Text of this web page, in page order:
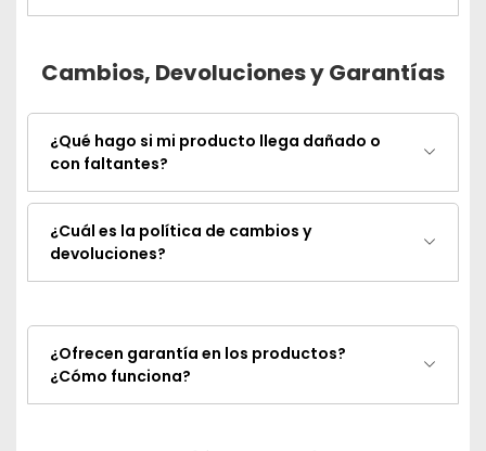
Cambios, Devoluciones y Garantías
¿Qué hago si mi producto llega dañado o
con faltantes?
¿Cuál es la política de cambios y
devoluciones?
¿Ofrecen garantía en los productos?
¿Cómo funciona?